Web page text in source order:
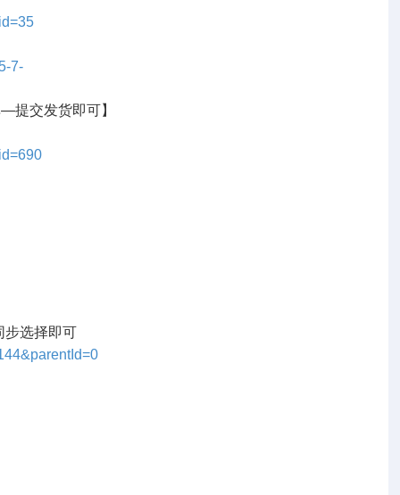
7-
交发货即可】
步选择即可